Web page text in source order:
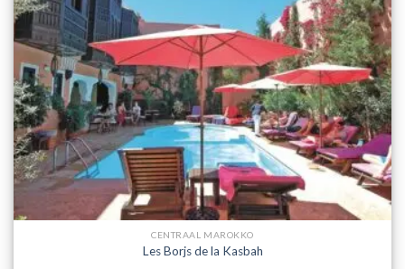
CENTRAAL MAROKKO
Les Borjs de la Kasbah